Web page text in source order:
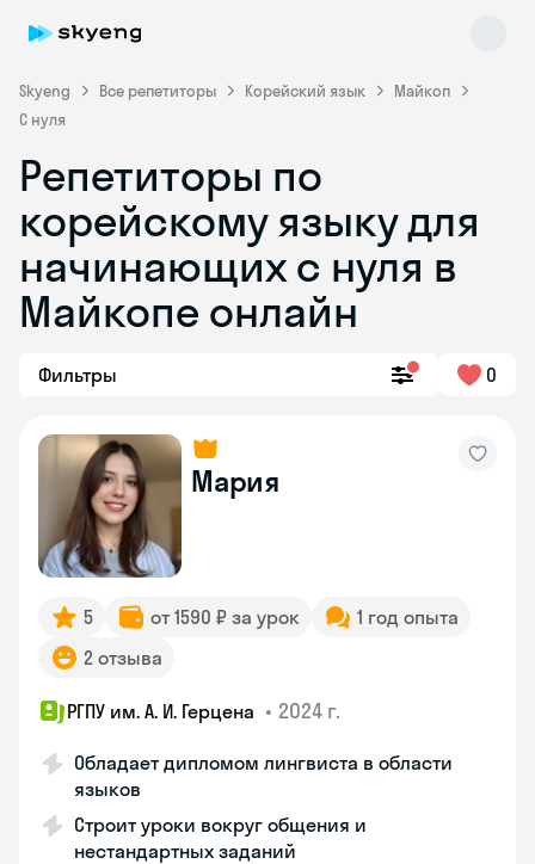
Skyeng Все репетиторы Корейский язык
Майкоп
С нуля
Репетиторы по
корейскому языку для
начинающих с нуля в
Майкопе онлайн
Фильтры 0
Мария
5 от 1590 ₽ за урок
1 год опыта
2 отзыва
РГПУ им. А. И. Герцена • 2024 г.
Обладает дипломом лингвиста в области
языков
Строит уроки вокруг общения и
нестандартных заданий
Skyeng Chat
online